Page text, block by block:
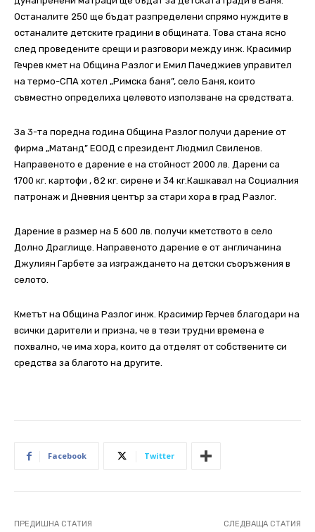
Останалите 250 ще бъдат разпределени спрямо нуждите в
останалите детските градини в общината. Това стана ясно
след проведените срещи и разговори между инж. Красимир
Гечрев кмет на Община Разлог и Емил Пачeджиев управител
на термо-СПА хотел „Римска баня”, село Баня, които
съвместно определиха целевото използване на средствата.
За 3-та поредна година Oбщина Разлог получи дарение от
фирма „Матанд” ЕООД с президент Людмил Свиленов.
Направеното е дарение е на стойност 2000 лв. Дарени са
1700 кг. картофи , 82 кг. сирене и 34 кг.Кашкавал на Социалния
патронаж и Дневния център за стари хора в град Разлог.
Дарение в размер на 5 600 лв. получи кметството в село
Долно Драглище. Направеното дарение е от англичанина
Джулиян Гарбете за изграждането на детски съоръжения в
селото.
Кметът на Община Разлог инж. Красимир Герчев благодари на
всички дарители и призна, че в тези трудни времена е
похвално, че има хора, които да отделят от собствените си
средства за благото на другите.
Facebook Twitter
ПРЕДИШНА СТАТИЯ СЛЕДВАЩА СТАТИЯ